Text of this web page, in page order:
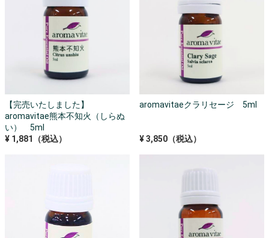
【完売いたしました】
aromavitae熊本不知火（しらぬ
い） 5ml
¥ 1,881（税込）
aromavitaeクラリセージ 5ml
¥ 3,850（税込）